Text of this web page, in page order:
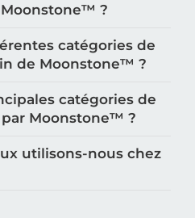
?
catégories de
de Moonstone™️ ?
catégories de
Moonstone™️ ?
utilisons-nous chez